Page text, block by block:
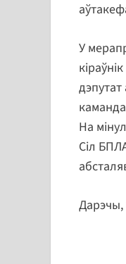
У
На
Сіл
Дарэчы,